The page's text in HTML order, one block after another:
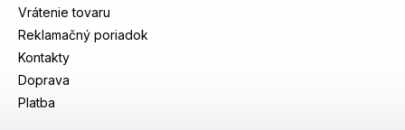
Vrátenie tovaru
Reklamačný poriadok
Kontakty
Doprava
Platba